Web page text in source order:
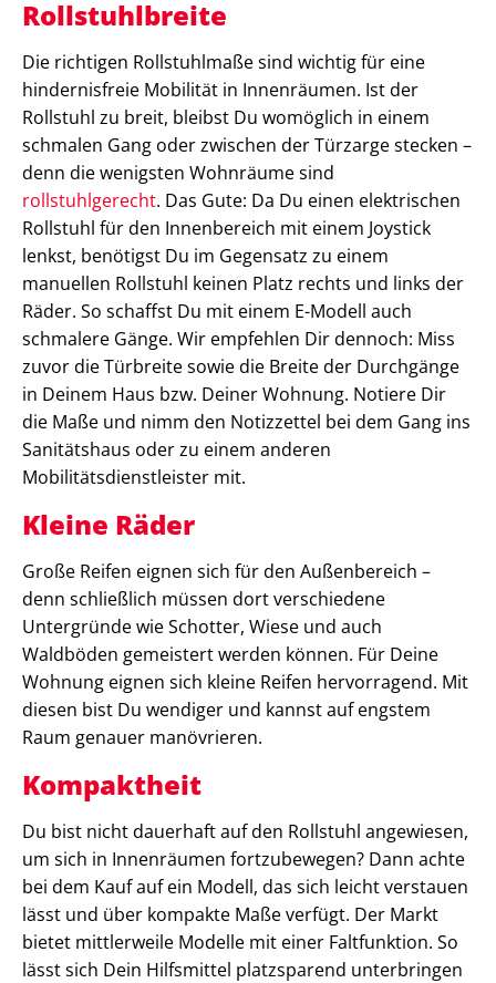
Rollstuhlbreite
Die richtigen Rollstuhlmaße sind wichtig für eine
hindernisfreie Mobilität in Innenräumen. Ist der
Rollstuhl zu breit, bleibst Du womöglich in einem
schmalen Gang oder zwischen der Türzarge stecken –
denn die wenigsten Wohnräume sind
rollstuhlgerecht. Das Gute: Da Du einen elektrischen
Rollstuhl für den Innenbereich mit einem Joystick
lenkst, benötigst Du im Gegensatz zu einem
manuellen Rollstuhl keinen Platz rechts und links der
Räder. So schaffst Du mit einem E-Modell auch
schmalere Gänge. Wir empfehlen Dir dennoch: Miss
zuvor die Türbreite sowie die Breite der Durchgänge
in Deinem Haus bzw. Deiner Wohnung. Notiere Dir
die Maße und nimm den Notizzettel bei dem Gang ins
Sanitätshaus oder zu einem anderen
Mobilitätsdienstleister mit.
Kleine Räder
Große Reifen eignen sich für den Außenbereich –
denn schließlich müssen dort verschiedene
Untergründe wie Schotter, Wiese und auch
Waldböden gemeistert werden können. Für Deine
Wohnung eignen sich kleine Reifen hervorragend. Mit
diesen bist Du wendiger und kannst auf engstem
Raum genauer manövrieren.
Kompaktheit
Du bist nicht dauerhaft auf den Rollstuhl angewiesen,
um sich in Innenräumen fortzubewegen? Dann achte
bei dem Kauf auf ein Modell, das sich leicht verstauen
lässt und über kompakte Maße verfügt. Der Markt
bietet mittlerweile Modelle mit einer Faltfunktion. So
lässt sich Dein Hilfsmittel platzsparend unterbringen